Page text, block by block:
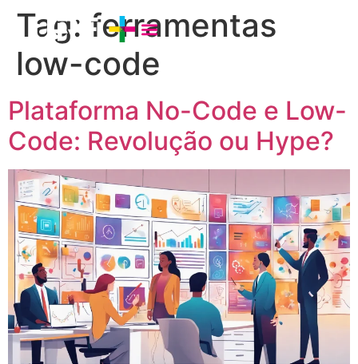
Tag: ferramentas
low-code
Plataforma No-Code e Low-
Code: Revolução ou Hype?